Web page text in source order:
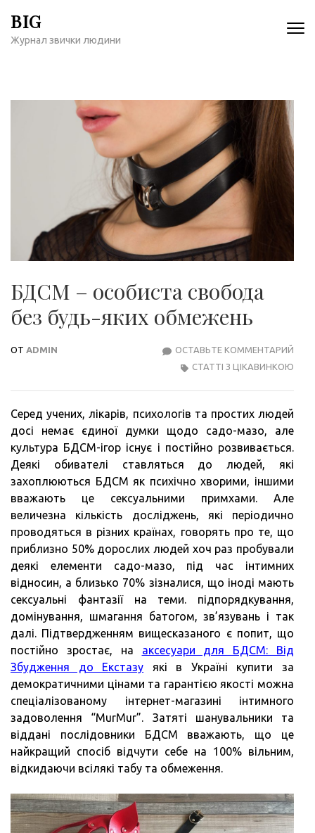
содержимому
BIG
Журнал звички людини
БДСМ – особиста свобода
без будь-яких обмежень
ОТ ADMIN ОСТАВЬТЕ КОММЕНТАРИЙ
СТАТТІ З ЦІКАВИНКОЮ
Серед учених, лікарів, психологів та простих людей
досі немає єдиної думки щодо садо-мазо, але
культура БДСМ-ігор існує і постійно розвивається.
Деякі обивателі ставляться до людей, які
захоплюються БДСМ як психічно хворими, іншими
вважають це сексуальними примхами. Але
величезна кількість досліджень, які періодично
проводяться в різних країнах, говорять про те, що
приблизно 50% дорослих людей хоч раз пробували
деякі елементи садо-мазо, під час інтимних
відносин, а близько 70% зізналися, що іноді мають
сексуальні фантазії на теми. підпорядкування,
домінування, шмагання батогом, зв’язувань і так
далі. Підтвердженням вищесказаного є попит, що
постійно зростає, на аксесуари для БДСМ: Від
Збудження до Екстазу які в Україні купити за
демократичними цінами та гарантією якості можна
спеціалізованому інтернет-магазині інтимного
задоволення “MurMur”. Затяті шанувальники та
віддані послідовники БДСМ вважають, що це
найкращий спосіб відчути себе на 100% вільним,
відкидаючи всілякі табу та обмеження.